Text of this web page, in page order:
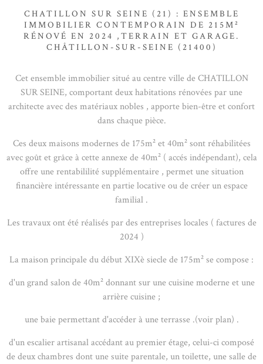
CHATILLON SUR SEINE (21) : ENSEMBLE
IMMOBILIER CONTEMPORAIN DE 215M²
RÉNOVÉ EN 2024 ,TERRAIN ET GARAGE.
CHÂTILLON-SUR-SEINE (21400)
Cet ensemble immobilier situé au centre ville de CHATILLON
SUR SEINE, comportant deux habitations rénovées par une
architecte avec des matériaux nobles , apporte bien-être et confort
dans chaque pièce.
Ces deux maisons modernes de 175m² et 40m² sont réhabilitées
avec goût et grâce à cette annexe de 40m² ( accés indépendant), cela
offre une rentabililité supplémentaire , permet une situation
financière intéressante en partie locative ou de créer un espace
familial .
Les travaux ont été réalisés par des entreprises locales ( factures de
2024 )
La maison principale du début XIXè siecle de 175m² se compose :
d'un grand salon de 40m² donnant sur une cuisine moderne et une
arrière cuisine ;
une baie permettant d'accéder à une terrasse .(voir plan) .
d'un escalier artisanal accédant au premier étage, celui-ci composé
de deux chambres dont une suite parentale, un toilette, une salle de